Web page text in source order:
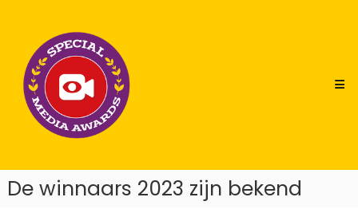
contentMedia
Awards
De winnaars 2023 zijn bekend